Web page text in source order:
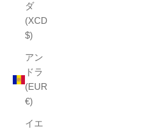
ダ
(XCD
$)
アン
ドラ
(EUR
€)
イエ